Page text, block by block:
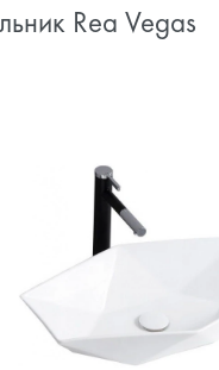
Rea Vegas